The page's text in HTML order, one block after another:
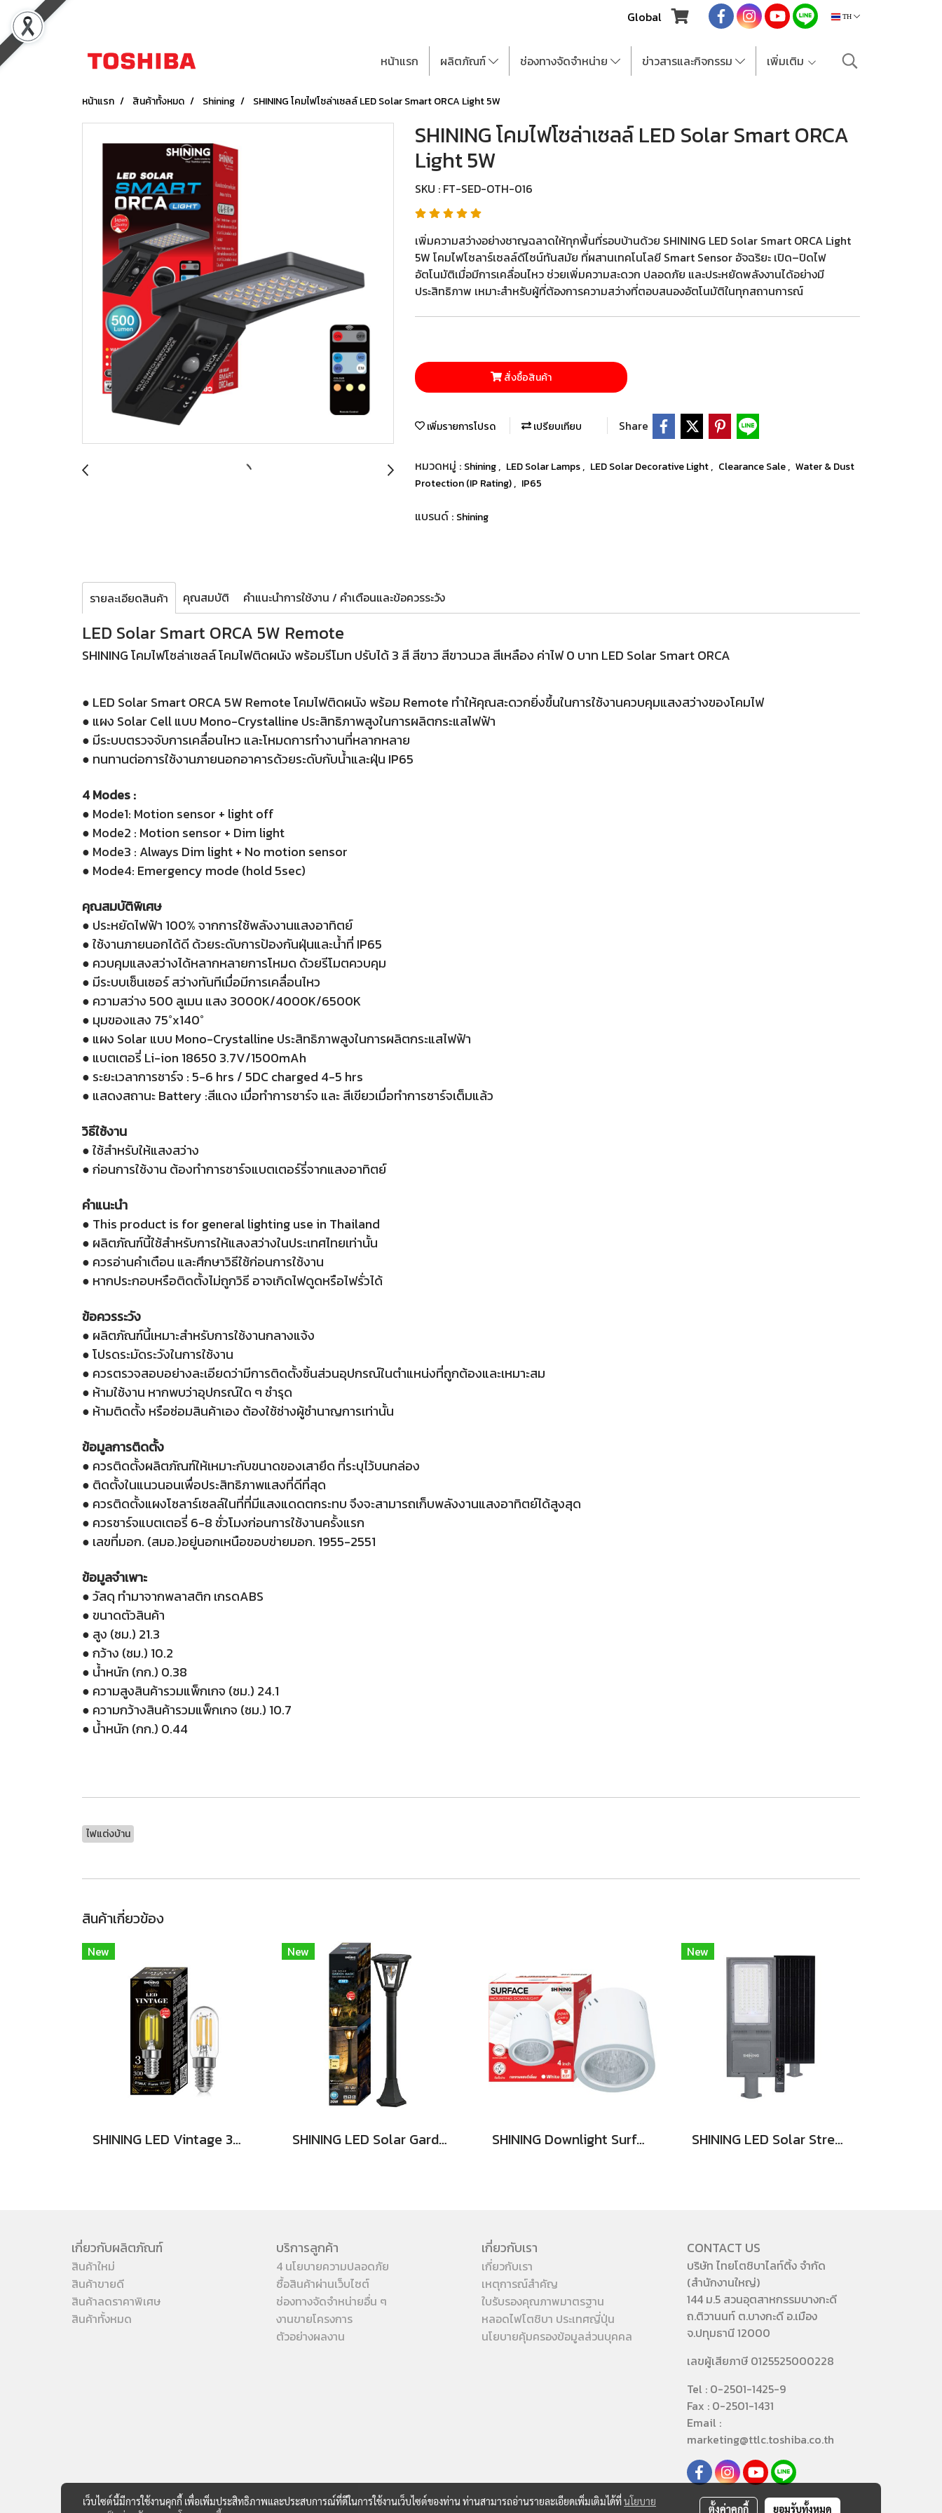
Global TH
หน้าแรก ผลิตภัณฑ์ ช่องทางจัดจำหน่าย ข่าวสารและกิจกรรม เพิ่มเติม
หน้าแรก สินค้าทั้งหมด Shining SHINING โคมไฟโซล่าเซลล์ LED Solar Smart ORCA Light 5W
SHINING โคมไฟโซล่าเซลล์ LED Solar Smart ORCA
Light 5W
SKU : FT-SED-OTH-016
เพิ่มความสว่างอย่างชาญฉลาดให้ทุกพื้นที่รอบบ้านด้วย SHINING LED Solar Smart ORCA Light
5W โคมไฟโซลาร์เซลล์ดีไซน์ทันสมัย ที่ผสานเทคโนโลยี Smart Sensor อัจฉริยะ เปิด–ปิดไฟ
อัตโนมัติเมื่อมีการเคลื่อนไหว ช่วยเพิ่มความสะดวก ปลอดภัย และประหยัดพลังงานได้อย่างมี
ประสิทธิภาพ เหมาะสำหรับผู้ที่ต้องการความสว่างที่ตอบสนองอัตโนมัติในทุกสถานการณ์
สั่งซื้อสินค้า
เพิ่มรายการโปรด เปรียบเทียบ Share
หมวดหมู่ : Shining, LED Solar Lamps, LED Solar Decorative Light, Clearance Sale, Water & Dust
Protection (IP Rating), IP65
แบรนด์ : Shining
รายละเอียดสินค้า คุณสมบัติ คำแนะนำการใช้งาน / คำเตือนและข้อควรระวัง
LED Solar Smart ORCA 5W Remote
SHINING โคมไฟโซล่าเซลล์ โคมไฟติดผนัง พร้อมรีโมท ปรับได้ 3 สี สีขาว สีขาวนวล สีเหลือง ค่าไฟ 0 บาท LED Solar Smart ORCA
● LED Solar Smart ORCA 5W Remote โคมไฟติดผนัง พร้อม Remote ทำให้คุณสะดวกยิ่งขึ้นในการใช้งานควบคุมแสงสว่างของโคมไฟ
● แผง Solar Cell แบบ Mono-Crystalline ประสิทธิภาพสูงในการผลิตกระแสไฟฟ้า
● มีระบบตรวจจับการเคลื่อนไหว และโหมดการทำงานที่หลากหลาย
● ทนทานต่อการใช้งานภายนอกอาคารด้วยระดับกับน้ำและฝุ่น IP65
4 Modes :
● Mode1: Motion sensor + light off
● Mode2 : Motion sensor + Dim light
● Mode3 : Always Dim light + No motion sensor
● Mode4: Emergency mode (hold 5sec)
คุณสมบัติพิเศษ
● ประหยัดไฟฟ้า 100% จากการใช้พลังงานแสงอาทิตย์
● ใช้งานภายนอกได้ดี ด้วยระดับการป้องกันฝุ่นและน้ำที่ IP65
● ควบคุมแสงสว่างได้หลากหลายการโหมด ด้วยรีโมตควบคุม
● มีระบบเซ็นเซอร์ สว่างทันทีเมื่อมีการเคลื่อนไหว
● ความสว่าง 500 ลูเมน แสง 3000K/4000K/6500K
● มุมของแสง 75°x140°
● แผง Solar แบบ Mono-Crystalline ประสิทธิภาพสูงในการผลิตกระแสไฟฟ้า
● แบตเตอรี่ Li-ion 18650 3.7V/1500mAh
● ระยะเวลาการชาร์จ : 5-6 hrs / 5DC charged 4-5 hrs
● แสดงสถานะ Battery :สีแดง เมื่อทำการชาร์จ และ สีเขียวเมื่อทำการชาร์จเต็มแล้ว
วิธีใช้งาน
● ใช้สำหรับให้แสงสว่าง
● ก่อนการใช้งาน ต้องทำการชาร์จแบตเตอร์รี่จากแสงอาทิตย์
คำแนะนำ
● This product is for general lighting use in Thailand
● ผลิตภัณฑ์นี้ใช้สำหรับการให้แสงสว่างในประเทศไทยเท่านั้น
● ควรอ่านคำเตือน และศึกษาวิธีใช้ก่อนการใช้งาน
● หากประกอบหรือติดตั้งไม่ถูกวิธี อาจเกิดไฟดูดหรือไฟรั่วได้
ข้อควรระวัง
● ผลิตภัณฑ์นี้เหมาะสำหรับการใช้งานกลางแจ้ง
● โปรดระมัดระวังในการใช้งาน
● ควรตรวจสอบอย่างละเอียดว่ามีการติดตั้งชิ้นส่วนอุปกรณ์ในตำแหน่งที่ถูกต้องและเหมาะสม
● ห้ามใช้งาน หากพบว่าอุปกรณ์ใด ๆ ชำรุด
● ห้ามติดตั้ง หรือซ่อมสินค้าเอง ต้องใช้ช่างผู้ชำนาญการเท่านั้น
ข้อมูลการติดตั้ง
● ควรติดตั้งผลิตภัณฑ์ให้เหมาะกับขนาดของเสายึด ที่ระบุไว้บนกล่อง
● ติดตั้งในแนวนอนเพื่อประสิทธิภาพแสงที่ดีที่สุด
● ควรติดตั้งแผงโซลาร์เซลล์ในที่ที่มีแสงแดดตกระทบ จึงจะสามารถเก็บพลังงานแสงอาทิตย์ได้สูงสุด
● ควรชาร์จแบตเตอรี่ 6-8 ชั่วโมงก่อนการใช้งานครั้งแรก
● เลขที่มอก. (สมอ.)อยู่นอกเหนือขอบข่ายมอก. 1955-2551
ข้อมูลจำเพาะ
● วัสดุ ทำมาจากพลาสติก เกรดABS
● ขนาดตัวสินค้า
● สูง (ซม.) 21.3
● กว้าง (ซม.) 10.2
● น้ำหนัก (กก.) 0.38
● ความสูงสินค้ารวมแพ็กเกจ (ซม.) 24.1
● ความกว้างสินค้ารวมแพ็กเกจ (ซม.) 10.7
● น้ำหนัก (กก.) 0.44
ไฟแต่งบ้าน
สินค้าเกี่ยวข้อง
New
SHINING LED Vintage 3W E14
New
SHINING LED Solar Garden Magic 2 in 20W SHINING Downlight Surface E27 Base 4นิ้ว สีขาว, สีดำ
New
SHINING LED Solar Street Light TORUS 200W, 400W แสงสีขาว
เกี่ยวกับผลิตภัณฑ์
สินค้าใหม่
สินค้าขายดี
สินค้าลดราคาพิเศษ
สินค้าทั้งหมด
บริการลูกค้า
4 นโยบายความปลอดภัย
ซื้อสินค้าผ่านเว็บไซต์
ช่องทางจัดจำหน่ายอื่น ๆ
งานขายโครงการ
ตัวอย่างผลงาน
เกี่ยวกับเรา
เกี่ยวกับเรา
เหตุการณ์สำคัญ
ใบรับรองคุณภาพมาตรฐาน
หลอดไฟโตชิบา ประเทศญี่ปุ่น
นโยบายคุ้มครองข้อมูลส่วนบุคคล
CONTACT US
บริษัท ไทยโตชิบาไลท์ติ้ง จำกัด
(สำนักงานใหญ่)
144 ม.5 สวนอุตสาหกรรมบางกะดี
ถ.ติวานนท์ ต.บางกะดี อ.เมือง
จ.ปทุมธานี 12000
เลขผู้เสียภาษี 0125525000228
Tel : 0-2501-1425-9
Fax : 0-2501-1431
Email :
marketing@ttlc.toshiba.co.th
เว็บไซต์นี้มีการใช้งานคุกกี้ เพื่อเพิ่มประสิทธิภาพและประสบการณ์ที่ดีในการใช้งานเว็บไซต์ของท่าน ท่านสามารถอ่านรายละเอียดเพิ่มเติมได้ที่นโยบาย
ตั้งค่าคุกกี้ ยอมรับทั้งหมด